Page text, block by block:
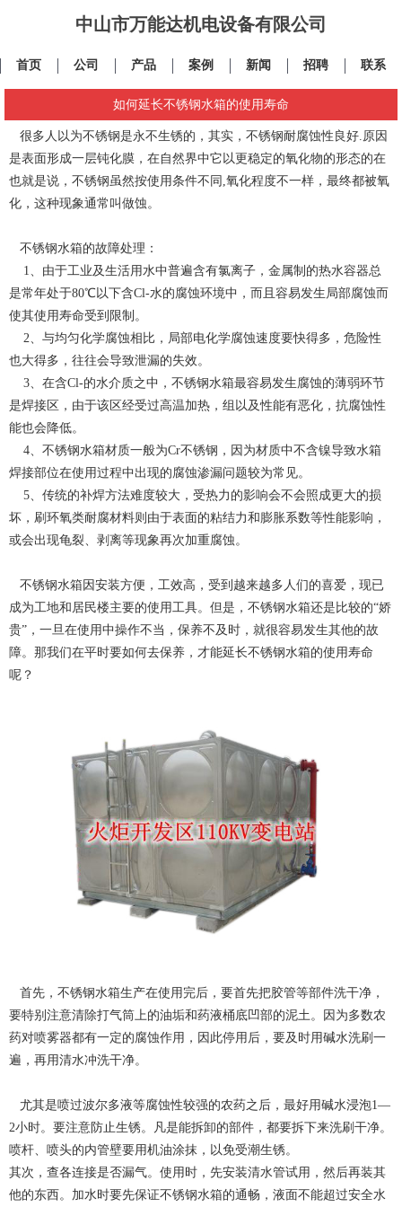
中山市万能达机电设备有限公司
首页 公司 产品 案例 新闻 招聘 联系
如何延长不锈钢水箱的使用寿命
很多人以为不锈钢是永不生锈的，其实，不锈钢耐腐蚀性良好.原因
是表面形成一层钝化膜，在自然界中它以更稳定的氧化物的形态的在
也就是说，不锈钢虽然按使用条件不同,氧化程度不一样，最终都被氧
化，这种现象通常叫做蚀。
不锈钢水箱的故障处理：
1、由于工业及生活用水中普遍含有氯离子，金属制的热水容器总
是常年处于80℃以下含Cl-水的腐蚀环境中，而且容易发生局部腐蚀而
使其使用寿命受到限制。
2、与均匀化学腐蚀相比，局部电化学腐蚀速度要快得多，危险性
也大得多，往往会导致泄漏的失效。
3、在含Cl-的水介质之中，不锈钢水箱最容易发生腐蚀的薄弱环节
是焊接区，由于该区经受过高温加热，组以及性能有恶化，抗腐蚀性
能也会降低。
4、不锈钢水箱材质一般为Cr不锈钢，因为材质中不含镍导致水箱
焊接部位在使用过程中出现的腐蚀渗漏问题较为常见。
5、传统的补焊方法难度较大，受热力的影响会不会照成更大的损
坏，刷环氧类耐腐材料则由于表面的粘结力和膨胀系数等性能影响，
或会出现龟裂、剥离等现象再次加重腐蚀。
不锈钢水箱因安装方便，工效高，受到越来越多人们的喜爱，现已
成为工地和居民楼主要的使用工具。但是，不锈钢水箱还是比较的“娇
贵”，一旦在使用中操作不当，保养不及时，就很容易发生其他的故
障。那我们在平时要如何去保养，才能延长不锈钢水箱的使用寿命
呢？
首先，不锈钢水箱生产在使用完后，要首先把胶管等部件洗干净，
要特别注意清除打气筒上的油垢和药液桶底凹部的泥土。因为多数农
药对喷雾器都有一定的腐蚀作用，因此停用后，要及时用碱水洗刷一
遍，再用清水冲洗干净。
尤其是喷过波尔多液等腐蚀性较强的农药之后，最好用碱水浸泡1—
2小时。要注意防止生锈。凡是能拆卸的部件，都要拆下来洗刷干净。
喷杆、喷头的内管壁要用机油涂抹，以免受潮生锈。
其次，查各连接是否漏气。使用时，先安装清水管试用，然后再装其
他的东西。加水时要先保证不锈钢水箱的通畅，液面不能超过安全水